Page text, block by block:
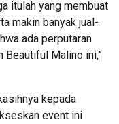
itulah yang membuat
makin banyak jual-
ada perputaran
Beautiful Malino ini,”
kepada
event ini